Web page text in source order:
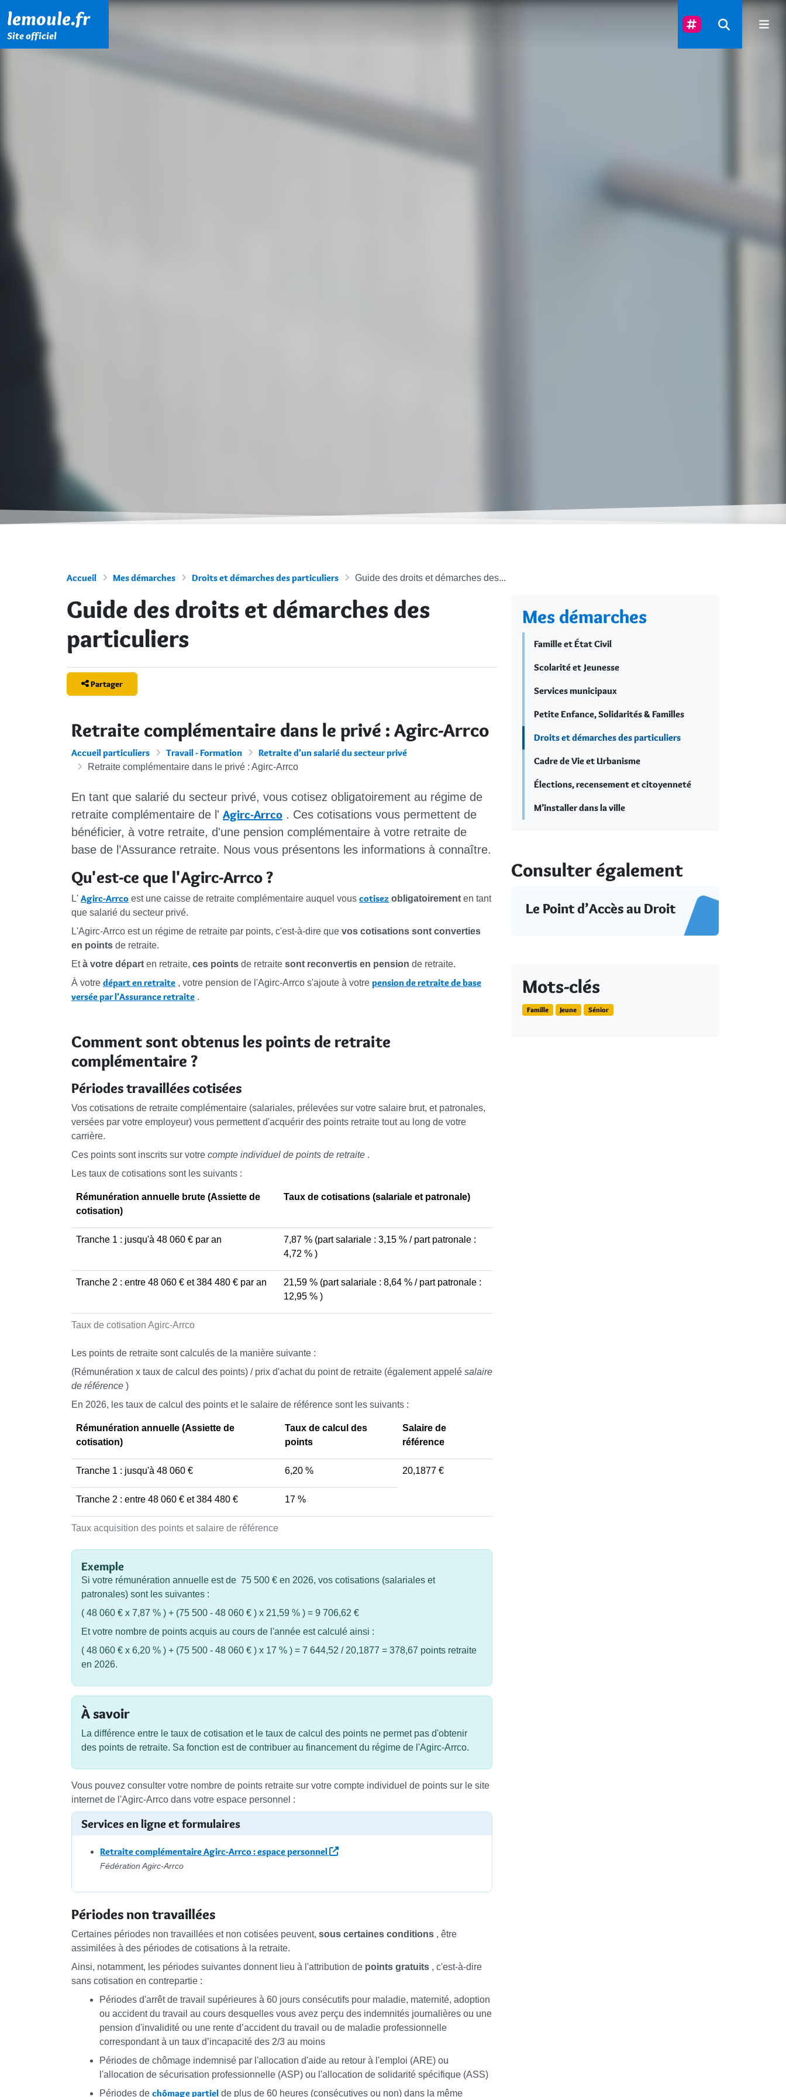
lemoule.fr
Site officiel
Suivez-Nous
Accueil Mes démarches Droits et démarches des particuliers Guide des droits et démarches des...
Guide des droits et démarches des
particuliers
Partager
Retraite complémentaire dans le privé : Agirc-Arrco
Accueil particuliers Travail - Formation Retraite d'un salarié du secteur privé
Retraite complémentaire dans le privé : Agirc-Arrco
En tant que salarié du secteur privé, vous cotisez obligatoirement au régime de
retraite complémentaire de l' Agirc-Arrco . Ces cotisations vous permettent de
bénéficier, à votre retraite, d'une pension complémentaire à votre retraite de
base de l’Assurance retraite. Nous vous présentons les informations à connaître.
Qu'est-ce que l'Agirc-Arrco ?
L' Agirc-Arrco est une caisse de retraite complémentaire auquel vous cotisez obligatoirement en tant
que salarié du secteur privé.
L'Agirc-Arrco est un régime de retraite par points, c'est-à-dire que vos cotisations sont converties
en points de retraite.
Et à votre départ en retraite, ces points de retraite sont reconvertis en pension de retraite.
À votre départ en retraite , votre pension de l'Agirc-Arrco s'ajoute à votre pension de retraite de base
versée par l'Assurance retraite .
Comment sont obtenus les points de retraite
complémentaire ?
Périodes travaillées cotisées
Vos cotisations de retraite complémentaire (salariales, prélevées sur votre salaire brut, et patronales,
versées par votre employeur) vous permettent d'acquérir des points retraite tout au long de votre
carrière.
Ces points sont inscrits sur votre compte individuel de points de retraite .
Les taux de cotisations sont les suivants :
Taux de cotisation Agirc-Arrco
Rémunération annuelle brute (Assiette de
cotisation)
Taux de cotisations (salariale et patronale)
Tranche 1 : jusqu'à 48 060 € par an 7,87 % (part salariale : 3,15 % / part patronale :
4,72 % )
Tranche 2 : entre 48 060 € et 384 480 € par an 21,59 % (part salariale : 8,64 % / part patronale :
12,95 % )
Les points de retraite sont calculés de la manière suivante :
(Rémunération x taux de calcul des points) / prix d'achat du point de retraite (également appelé salaire
de référence )
En 2026, les taux de calcul des points et le salaire de référence sont les suivants :
Taux acquisition des points et salaire de référence
Rémunération annuelle (Assiette de
cotisation)
Taux de calcul des
points
Salaire de
référence
Tranche 1 : jusqu'à 48 060 € 6,20 % 20,1877 €
Tranche 2 : entre 48 060 € et 384 480 € 17 %
Exemple
Si votre rémunération annuelle est de 75 500 € en 2026, vos cotisations (salariales et
patronales) sont les suivantes :
( 48 060 € x 7,87 % ) + (75 500 - 48 060 € ) x 21,59 % ) = 9 706,62 €
Et votre nombre de points acquis au cours de l'année est calculé ainsi :
( 48 060 € x 6,20 % ) + (75 500 - 48 060 € ) x 17 % ) = 7 644,52 / 20,1877 = 378,67 points retraite
en 2026.
À savoir
La différence entre le taux de cotisation et le taux de calcul des points ne permet pas d'obtenir
des points de retraite. Sa fonction est de contribuer au financement du régime de l'Agirc-Arrco.
Vous pouvez consulter votre nombre de points retraite sur votre compte individuel de points sur le site
internet de l'Agirc-Arrco dans votre espace personnel :
Services en ligne et formulaires
Retraite complémentaire Agirc-Arrco : espace personnel
Fédération Agirc-Arrco
Périodes non travaillées
Certaines périodes non travaillées et non cotisées peuvent, sous certaines conditions , être
assimilées à des périodes de cotisations à la retraite.
Ainsi, notamment, les périodes suivantes donnent lieu à l'attribution de points gratuits , c'est-à-dire
sans cotisation en contrepartie :
Périodes d'arrêt de travail supérieures à 60 jours consécutifs pour maladie, maternité, adoption
ou accident du travail au cours desquelles vous avez perçu des indemnités journalières ou une
pension d'invalidité ou une rente d’accident du travail ou de maladie professionnelle
correspondant à un taux d’incapacité des 2/3 au moins
Périodes de chômage indemnisé par l'allocation d'aide au retour à l'emploi (ARE) ou
l'allocation de sécurisation professionnelle (ASP) ou l'allocation de solidarité spécifique (ASS)
Périodes de chômage partiel de plus de 60 heures (consécutives ou non) dans la même
Mes démarches
Famille et État Civil
Scolarité et Jeunesse
Services municipaux
Petite Enfance, Solidarités & Familles
Droits et démarches des particuliers
Cadre de Vie et Urbanisme
Élections, recensement et citoyenneté
M’installer dans la ville
Consulter également
Le Point d’Accès au Droit
Mots-clés
Famille Jeune Sénior